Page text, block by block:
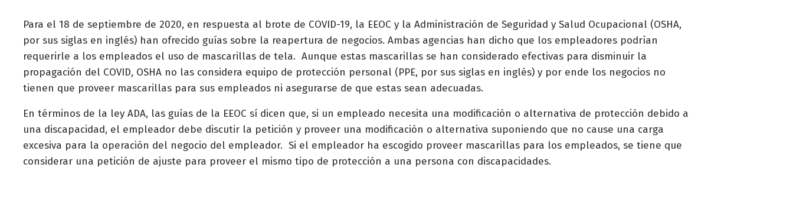
Para el 18 de septiembre de 2020, en respuesta al brote de COVID-19, la EEOC y la Administración de Seguridad y Salud Ocupacional (OSHA,
por sus siglas en inglés) han ofrecido guías sobre la reapertura de negocios. Ambas agencias han dicho que los empleadores podrían
requerirle a los empleados el uso de mascarillas de tela. Aunque estas mascarillas se han considerado efectivas para disminuir la
propagación del COVID, OSHA no las considera equipo de protección personal (PPE, por sus siglas en inglés) y por ende los negocios no
tienen que proveer mascarillas para sus empleados ni asegurarse de que estas sean adecuadas.
En términos de la ley ADA, las guías de la EEOC sí dicen que, si un empleado necesita una modificación o alternativa de protección debido a
una discapacidad, el empleador debe discutir la petición y proveer una modificación o alternativa suponiendo que no cause una carga
excesiva para la operación del negocio del empleador. Si el empleador ha escogido proveer mascarillas para los empleados, se tiene que
considerar una petición de ajuste para proveer el mismo tipo de protección a una persona con discapacidades.